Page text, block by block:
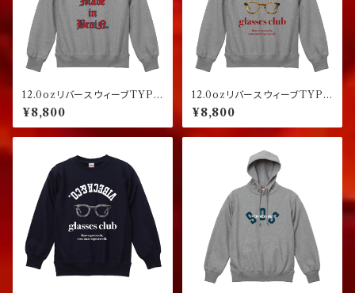
12.0ozリバースウィーブTYPE
スウェット グレー
¥8,800
12.0ozリバースウィーブTYPE
スウェット グレー
¥8,800